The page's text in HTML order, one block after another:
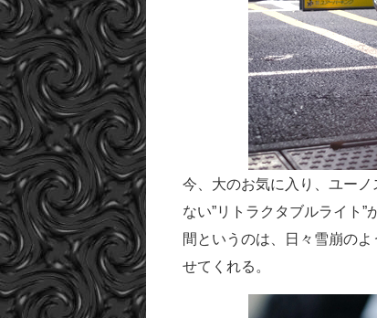
今、大のお気に入り、ユー
ない”リトラクタブルライト
間というのは、日々雪崩の
せてくれる。